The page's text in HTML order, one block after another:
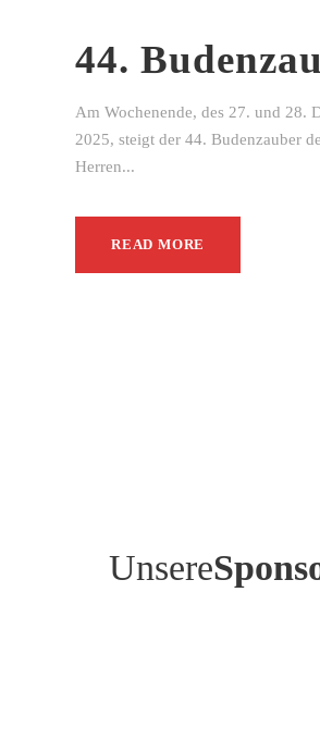
44.
Am Wochenende, des 27. und 28.
2025, steigt der 44. Budenzauber
Herren...
READ MORE
Unsere